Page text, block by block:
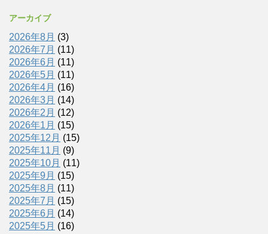
アーカイブ
2026年8月 (3)
2026年7月 (11)
2026年6月 (11)
2026年5月 (11)
2026年4月 (16)
2026年3月 (14)
2026年2月 (12)
2026年1月 (15)
2025年12月 (15)
2025年11月 (9)
2025年10月 (11)
2025年9月 (15)
2025年8月 (11)
2025年7月 (15)
2025年6月 (14)
2025年5月 (16)